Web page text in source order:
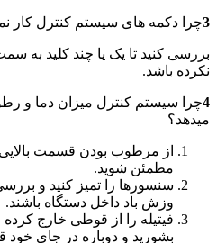
3چرا دکمه های سیستم کنترل کار
بررسی کنید تا یک یا چند کلید به
نکرده باشد.
4چرا سیستم کنترل میزان دما و
میدهد؟
از مرطوب بودن قسمت
مطمئن شوید.
سنسورها را تمیز کنید و
وزش باد داخل دستگاه باشند.
فیتیله را از قوطی خارج
بشورید و دوباره در جای خود